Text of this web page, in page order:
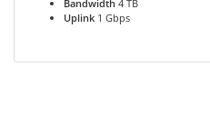
Bandwidth 4 TB
Uplink 1 Gbps